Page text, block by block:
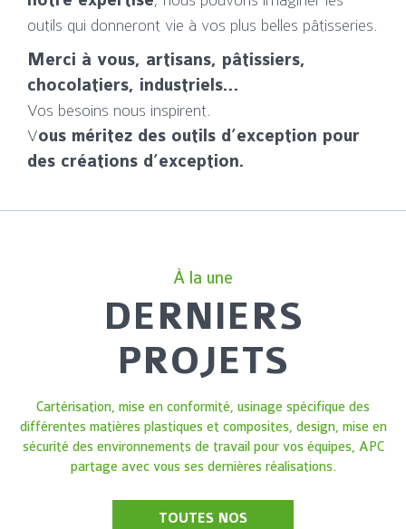
outils qui donneront vie à vos plus belles pâtisseries.
Merci à vous, artisans, pâtissiers,
chocolatiers, industriels…
Vos besoins nous inspirent.
Vous méritez des outils d’exception pour
des créations d’exception.
À la une
DERNIERS
PROJETS
Cartérisation, mise en conformité, usinage spécifique des
différentes matières plastiques et composites, design, mise en
sécurité des environnements de travail pour vos équipes, APC
partage avec vous ses dernières réalisations.
TOUTES NOS